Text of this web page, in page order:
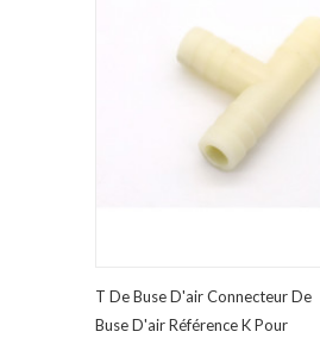
T De Buse D'air Connecteur De
Buse D'air Référence K Pour